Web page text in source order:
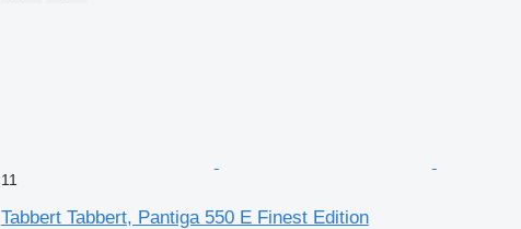
11
Tabbert Tabbert, Pantiga 550 E Finest Edition